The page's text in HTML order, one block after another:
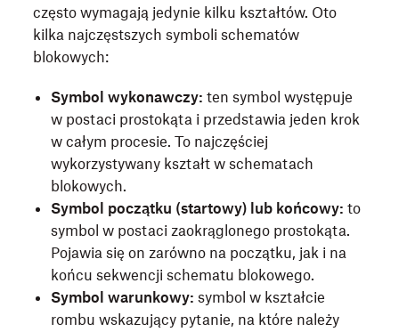
często wymagają jedynie kilku kształtów. Oto
kilka najczęstszych symboli schematów
blokowych:
Symbol wykonawczy: ten symbol występuje
w postaci prostokąta i przedstawia jeden krok
w całym procesie. To najczęściej
wykorzystywany kształt w schematach
blokowych.
Symbol początku (startowy) lub końcowy:to
symbol w postaci zaokrąglonego prostokąta.
Pojawia się on zarówno na początku, jak i na
końcu sekwencji schematu blokowego.
Symbol warunkowy:symbol w kształcie
rombu wskazujący pytanie, na które należy